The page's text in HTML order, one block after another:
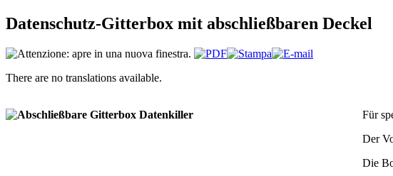
Datenschutz-Gitterbox mit abschließbaren Deckel
There are no translations available.
Für
Der
Die